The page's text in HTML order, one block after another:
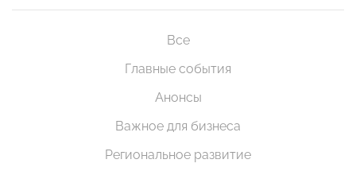
Все
Главные события
Анонсы
Важное для бизнеса
Региональное развитие